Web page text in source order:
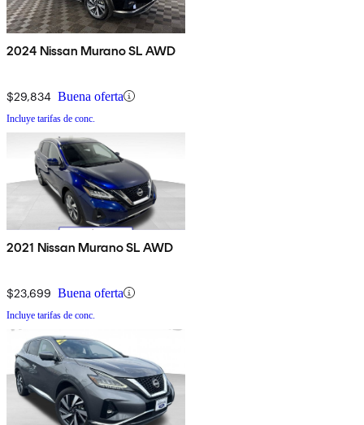
2024 Nissan Murano SL AWD
$29,834 Buena oferta
Incluye tarifas de conc.
2021 Nissan Murano SL AWD
$23,699 Buena oferta
Incluye tarifas de conc.